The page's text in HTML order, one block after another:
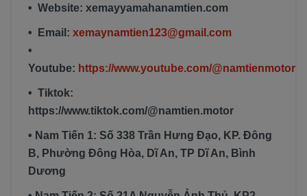
• Website: xemayyamahanamtien.com
• Email: xemaynamtien123@gmail.com
•
Youtube: https://www.youtube.com/@namtienmotor
• Tiktok:
https://www.tiktok.com/@namtien.motor
• Nam Tiến 1: Số 338 Trần Hưng Đạo, KP. Đông
B, Phường Đông Hòa, Dĩ An, TP Dĩ An, Bình
Dương